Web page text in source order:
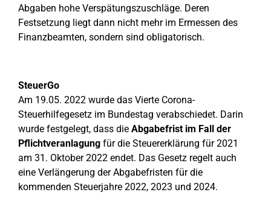
Abgaben hohe Verspätungszuschläge. Deren
Festsetzung liegt dann nicht mehr im Ermessen des
Finanzbeamten, sondern sind obligatorisch.
SteuerGo
Am 19.05. 2022 wurde das Vierte Corona-
Steuerhilfegesetz im Bundestag verabschiedet. Darin
wurde festgelegt, dass die Abgabefrist im Fall der
Pflichtveranlagung für die Steuererklärung für 2021
am 31. Oktober 2022 endet. Das Gesetz regelt auch
eine Verlängerung der Abgabefristen für die
kommenden Steuerjahre 2022, 2023 und 2024.